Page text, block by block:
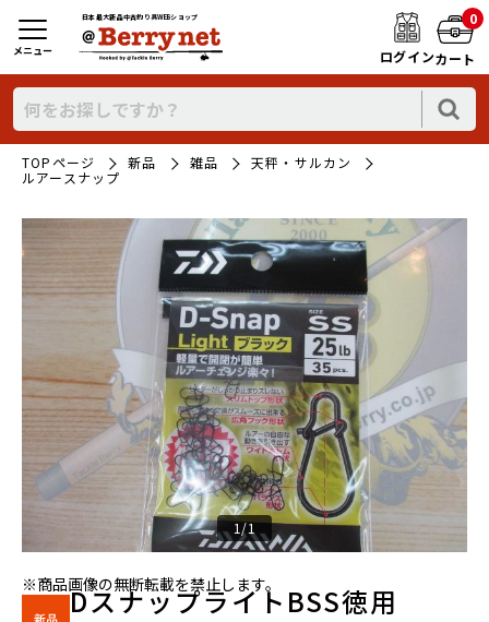
日本最大新品中古釣り具WEBショップ
ログイン
0
カート
メニュー
TOPページ 新品 雑品
天秤・サルカン
ルアースナップ
1/1
※商品画像の無断転載を禁止します。
DスナップライトBSS徳用